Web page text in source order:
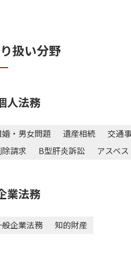
扱い分野
人法務
・男女問題 遺産相続 交通
除請求
B型肝炎訴訟 アスベ
業法務
般企業法務 知的財産